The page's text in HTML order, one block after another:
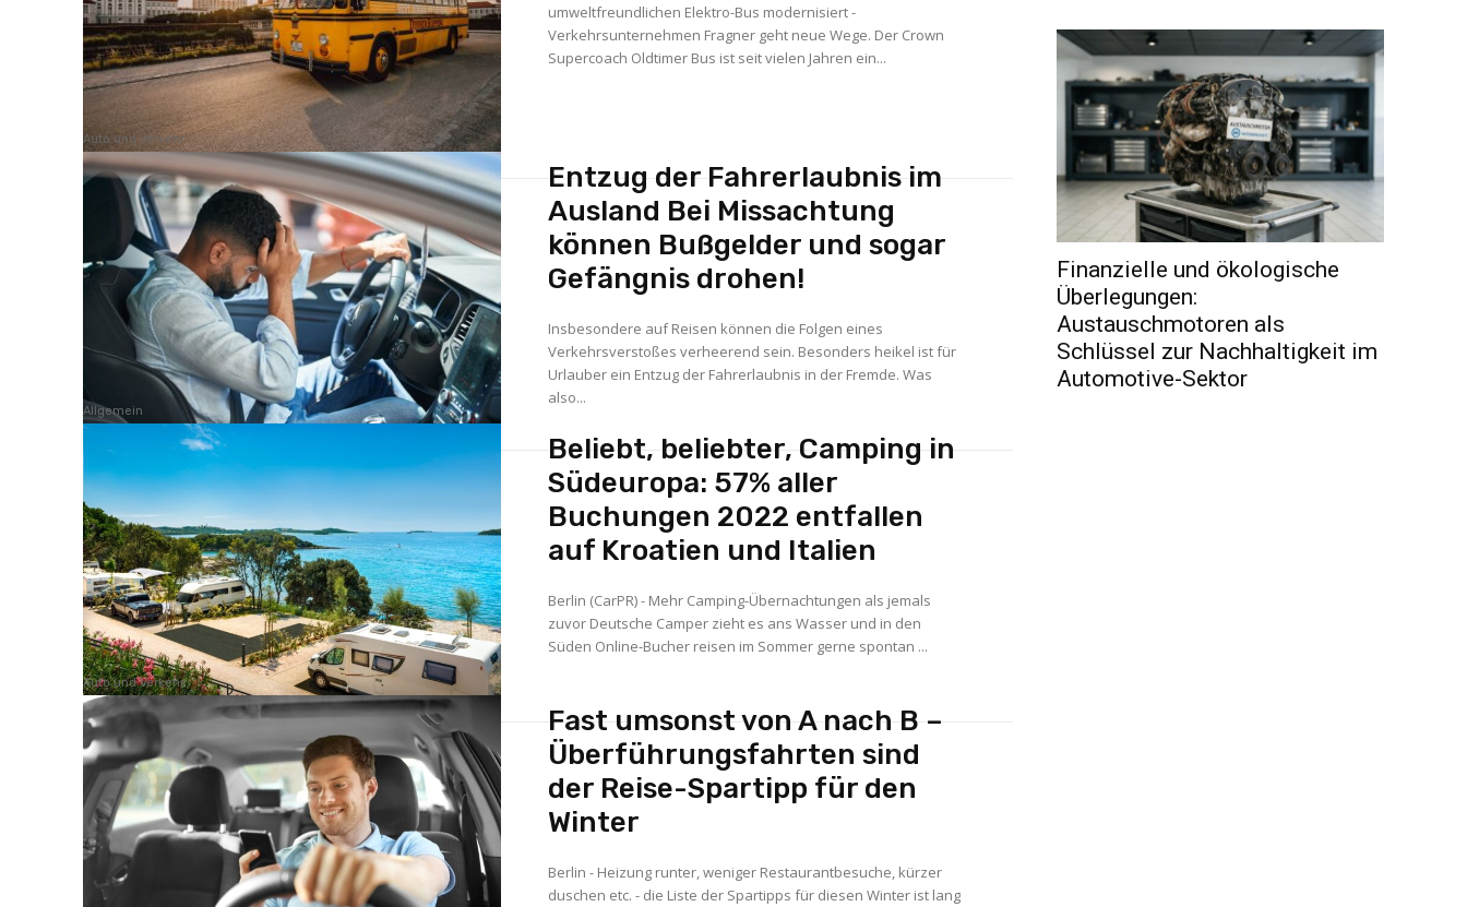
Auto und Verkehr
umweltfreundlichen Elektro-Bus modernisiert -
Verkehrsunternehmen Fragner geht neue Wege. Der Crown
Supercoach Oldtimer Bus ist seit vielen Jahren ein...
Allgemein
Entzug der Fahrerlaubnis im
Ausland Bei Missachtung
können Bußgelder und sogar
Gefängnis drohen!
Insbesondere auf Reisen können die Folgen eines
Verkehrsverstoßes verheerend sein. Besonders heikel ist für
Urlauber ein Entzug der Fahrerlaubnis in der Fremde. Was
also...
Auto und Verkehr
Beliebt, beliebter, Camping in
Südeuropa: 57% aller
Buchungen 2022 entfallen
auf Kroatien und Italien
Berlin (CarPR) - Mehr Camping-Übernachtungen als jemals
zuvor Deutsche Camper zieht es ans Wasser und in den
Süden Online-Bucher reisen im Sommer gerne spontan ...
Fast umsonst von A nach B –
Überführungsfahrten sind
der Reise-Spartipp für den
Winter
Berlin - Heizung runter, weniger Restaurantbesuche, kürzer
duschen etc. - die Liste der Spartipps für diesen Winter ist lang
Finanzielle und ökologische
Überlegungen:
Austauschmotoren als
Schlüssel zur Nachhaltigkeit im
Automotive-Sektor